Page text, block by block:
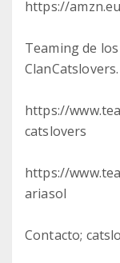
https://
Teaming de
ClanCatslovers.
https://
catslovers
https://
ariasol
Contacto;